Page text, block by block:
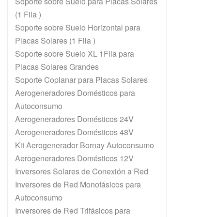
(1 Fila )
Soporte sobre Suelo Horizontal para
Placas Solares (1 Fila )
Soporte sobre Suelo XL 1Fila para
Placas Solares Grandes
Soporte Coplanar para Placas Solares
Aerogeneradores Domésticos para
Autoconsumo
Aerogeneradores Domésticos 24V
Aerogeneradores Domésticos 48V
Kit Aerogenerador Bornay Autoconsumo
Aerogeneradores Domésticos 12V
Inversores Solares de Conexión a Red
Inversores de Red Monofásicos para
Autoconsumo
Inversores de Red Trifásicos para